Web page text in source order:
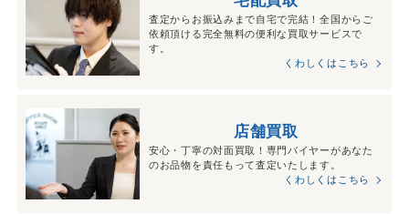
査定からお振込みまで自宅で完結！全国からご
依頼頂ける完全無料の便利な買取サービスで
す。
くわしくはこちら
店舗買取
安心・丁寧の対面買取！専門バイヤーがあなた
のお品物を責任もって査定いたします。
くわしくはこちら